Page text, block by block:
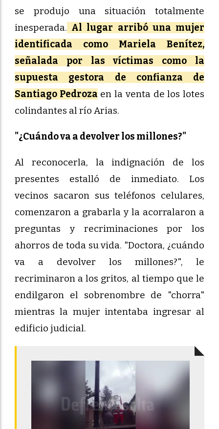
se produjo una situación totalmente
inesperada. Al lugar arribó una mujer
identificada como Mariela Benítez,
señalada por las víctimas como la
supuesta gestora de confianza de
Santiago Pedroza en la venta de los lotes
colindantes al río Arias.
"¿Cuándo va a devolver los millones?"
Al reconocerla, la indignación de los
presentes estalló de inmediato. Los
vecinos sacaron sus teléfonos celulares,
comenzaron a grabarla y la acorralaron a
preguntas y recriminaciones por los
ahorros de toda su vida. "Doctora, ¿cuándo
va a devolver los millones?", le
recriminaron a los gritos, al tiempo que le
endilgaron el sobrenombre de "chorra"
mientras la mujer intentaba ingresar al
edificio judicial.